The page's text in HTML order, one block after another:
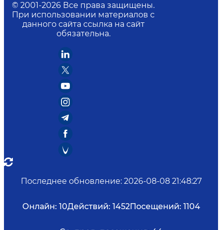
© 2001-2026 Все права защищены.
При использовании материалов с
данного сайта ссылка на сайт
обязательна.
Последнее обновление: 2026-08-08 21:48:27
Онлайн: 10Действий: 1452Посещений: 1104